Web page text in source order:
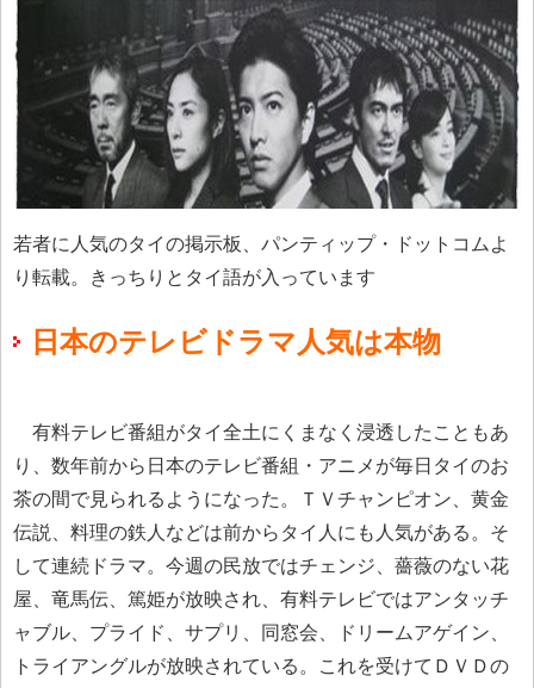
若者に人気のタイの掲示板、パンティップ・ドットコムよ
り転載。きっちりとタイ語が入っています
日本のテレビドラマ人気は本物
有料テレビ番組がタイ全土にくまなく浸透したこともあ
り、数年前から日本のテレビ番組・アニメが毎日タイのお
茶の間で見られるようになった。ＴＶチャンピオン、黄金
伝説、料理の鉄人などは前からタイ人にも人気がある。そ
して連続ドラマ。今週の民放ではチェンジ、薔薇のない花
屋、竜馬伝、篤姫が放映され、有料テレビではアンタッチ
ャブル、プライド、サプリ、同窓会、ドリームアゲイン、
トライアングルが放映されている。これを受けてＤＶＤの